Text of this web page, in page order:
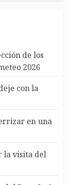
de los
2026
con la
en una
la visita del